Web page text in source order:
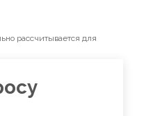
рассчитывается для